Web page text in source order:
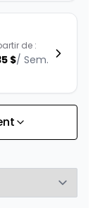
de :
$/ Sem.
de :